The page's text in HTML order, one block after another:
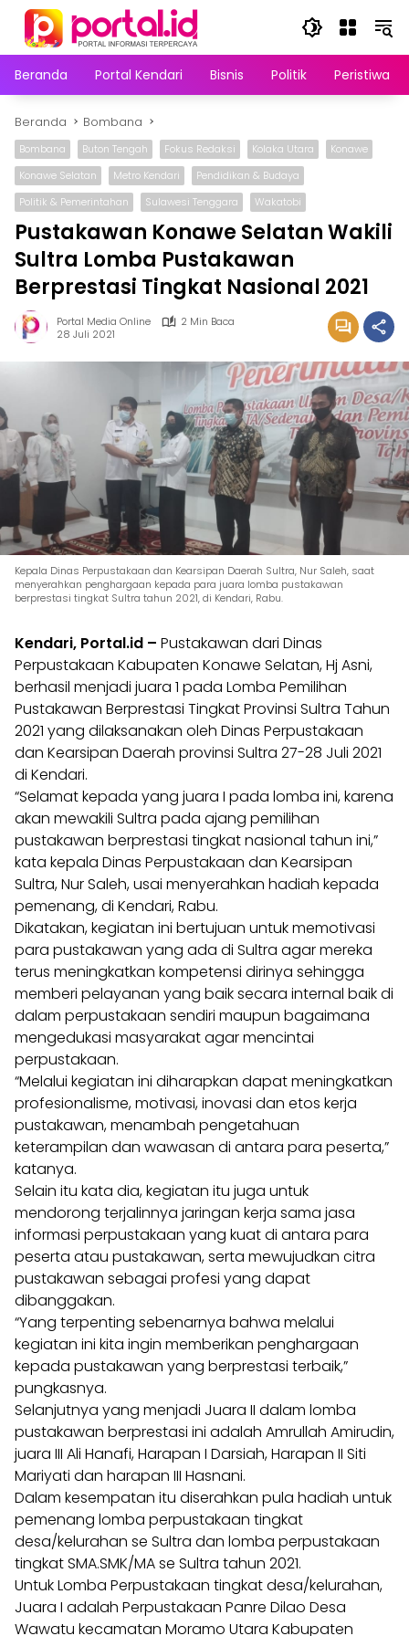
Langsung
konten
Beranda
Portal Kendari Bisnis Politik Peristiwa
Beranda Bombana
Bombana Buton Tengah Fokus Redaksi Kolaka Utara
Konawe
Konawe Selatan
Metro Kendari
Pendidikan & Budaya
Politik & Pemerintahan
Sulawesi Tenggara Wakatobi
Pustakawan Konawe Selatan Wakili
Sultra Lomba Pustakawan
Berprestasi Tingkat Nasional 2021
Portal Media Online
2 Min Baca
28 Juli 2021
Kepala Dinas Perpustakaan dan Kearsipan Daerah Sultra, Nur Saleh, saat
menyerahkan penghargaan kepada para juara lomba pustakawan
berprestasi tingkat Sultra tahun 2021, di Kendari, Rabu.
Kendari, Portal.id – Pustakawan dari Dinas
Perpustakaan Kabupaten Konawe Selatan, Hj Asni,
berhasil menjadi juara 1 pada Lomba Pemilihan
Pustakawan Berprestasi Tingkat Provinsi Sultra Tahun
2021 yang dilaksanakan oleh Dinas Perpustakaan
dan Kearsipan Daerah provinsi Sultra 27-28 Juli 2021
di Kendari.
“Selamat kepada yang juara I pada lomba ini, karena
akan mewakili Sultra pada ajang pemilihan
pustakawan berprestasi tingkat nasional tahun ini,”
kata kepala Dinas Perpustakaan dan Kearsipan
Sultra, Nur Saleh, usai menyerahkan hadiah kepada
pemenang, di Kendari, Rabu.
Dikatakan, kegiatan ini bertujuan untuk memotivasi
para pustakawan yang ada di Sultra agar mereka
terus meningkatkan kompetensi dirinya sehingga
memberi pelayanan yang baik secara internal baik di
dalam perpustakaan sendiri maupun bagaimana
mengedukasi masyarakat agar mencintai
perpustakaan.
“Melalui kegiatan ini diharapkan dapat meningkatkan
profesionalisme, motivasi, inovasi dan etos kerja
pustakawan, menambah pengetahuan
keterampilan dan wawasan di antara para peserta,”
katanya.
Selain itu kata dia, kegiatan itu juga untuk
mendorong terjalinnya jaringan kerja sama jasa
informasi perpustakaan yang kuat di antara para
peserta atau pustakawan, serta mewujudkan citra
pustakawan sebagai profesi yang dapat
dibanggakan.
“Yang terpenting sebenarnya bahwa melalui
kegiatan ini kita ingin memberikan penghargaan
kepada pustakawan yang berprestasi terbaik,”
pungkasnya.
Selanjutnya yang menjadi Juara II dalam lomba
pustakawan berprestasi ini adalah Amrullah Amirudin,
juara III Ali Hanafi, Harapan I Darsiah, Harapan II Siti
Mariyati dan harapan III Hasnani.
Dalam kesempatan itu diserahkan pula hadiah untuk
pemenang lomba perpustakaan tingkat
desa/kelurahan se Sultra dan lomba perpustakaan
tingkat SMA.SMK/MA se Sultra tahun 2021.
Untuk Lomba Perpustakaan tingkat desa/kelurahan,
Juara I adalah Perpustakaan Panre Dilao Desa
Wawatu kecamatan Moramo Utara Kabupaten